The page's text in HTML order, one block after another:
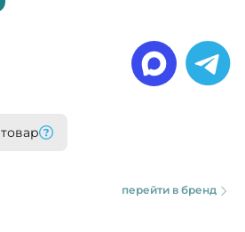
перейти в бренд